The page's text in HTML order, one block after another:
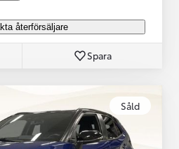
återförsäljare
Spara
Såld